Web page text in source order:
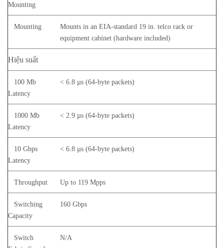
Mounting
Mounting
Mounts in an EIA-standard 19 in. telco rack or
equipment cabinet (hardware included)
Hiệu suất
100 Mb
Latency
< 6.8 µs (64-byte packets)
1000 Mb
Latency
< 2.9 µs (64-byte packets)
10 Gbps
Latency
< 6.8 µs (64-byte packets)
Throughput Up to 119 Mpps
Switching
Capacity
160 Gbps
Switch
N/A